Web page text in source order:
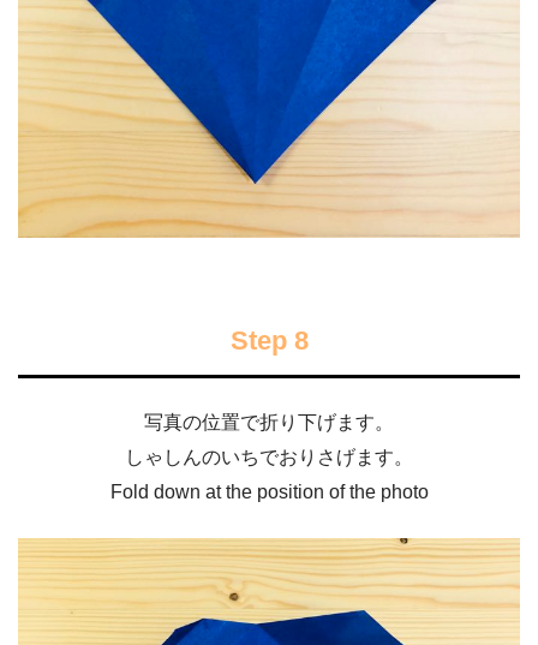
Step 8
写真の位置で折り下げます。
しゃしんのいちでおりさげます。
Fold down at the position of the photo